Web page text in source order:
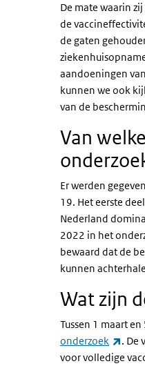
De mate waarin
de
de gaten
aandoeningen
kunnen we ook
van de
Van
Er werden
19. Het eerste
Nederland
2022 in het
bewaard dat de
kunnen
Wat zijn
Tussen 1 maart
onderzoek
. De
voor volledige